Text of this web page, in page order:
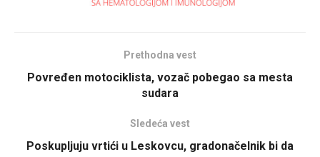
Prethodna vest
Povređen motociklista, vozač pobegao sa mesta
sudara
Sledeća vest
Poskupljuju vrtići u Leskovcu, gradonačelnik bi da